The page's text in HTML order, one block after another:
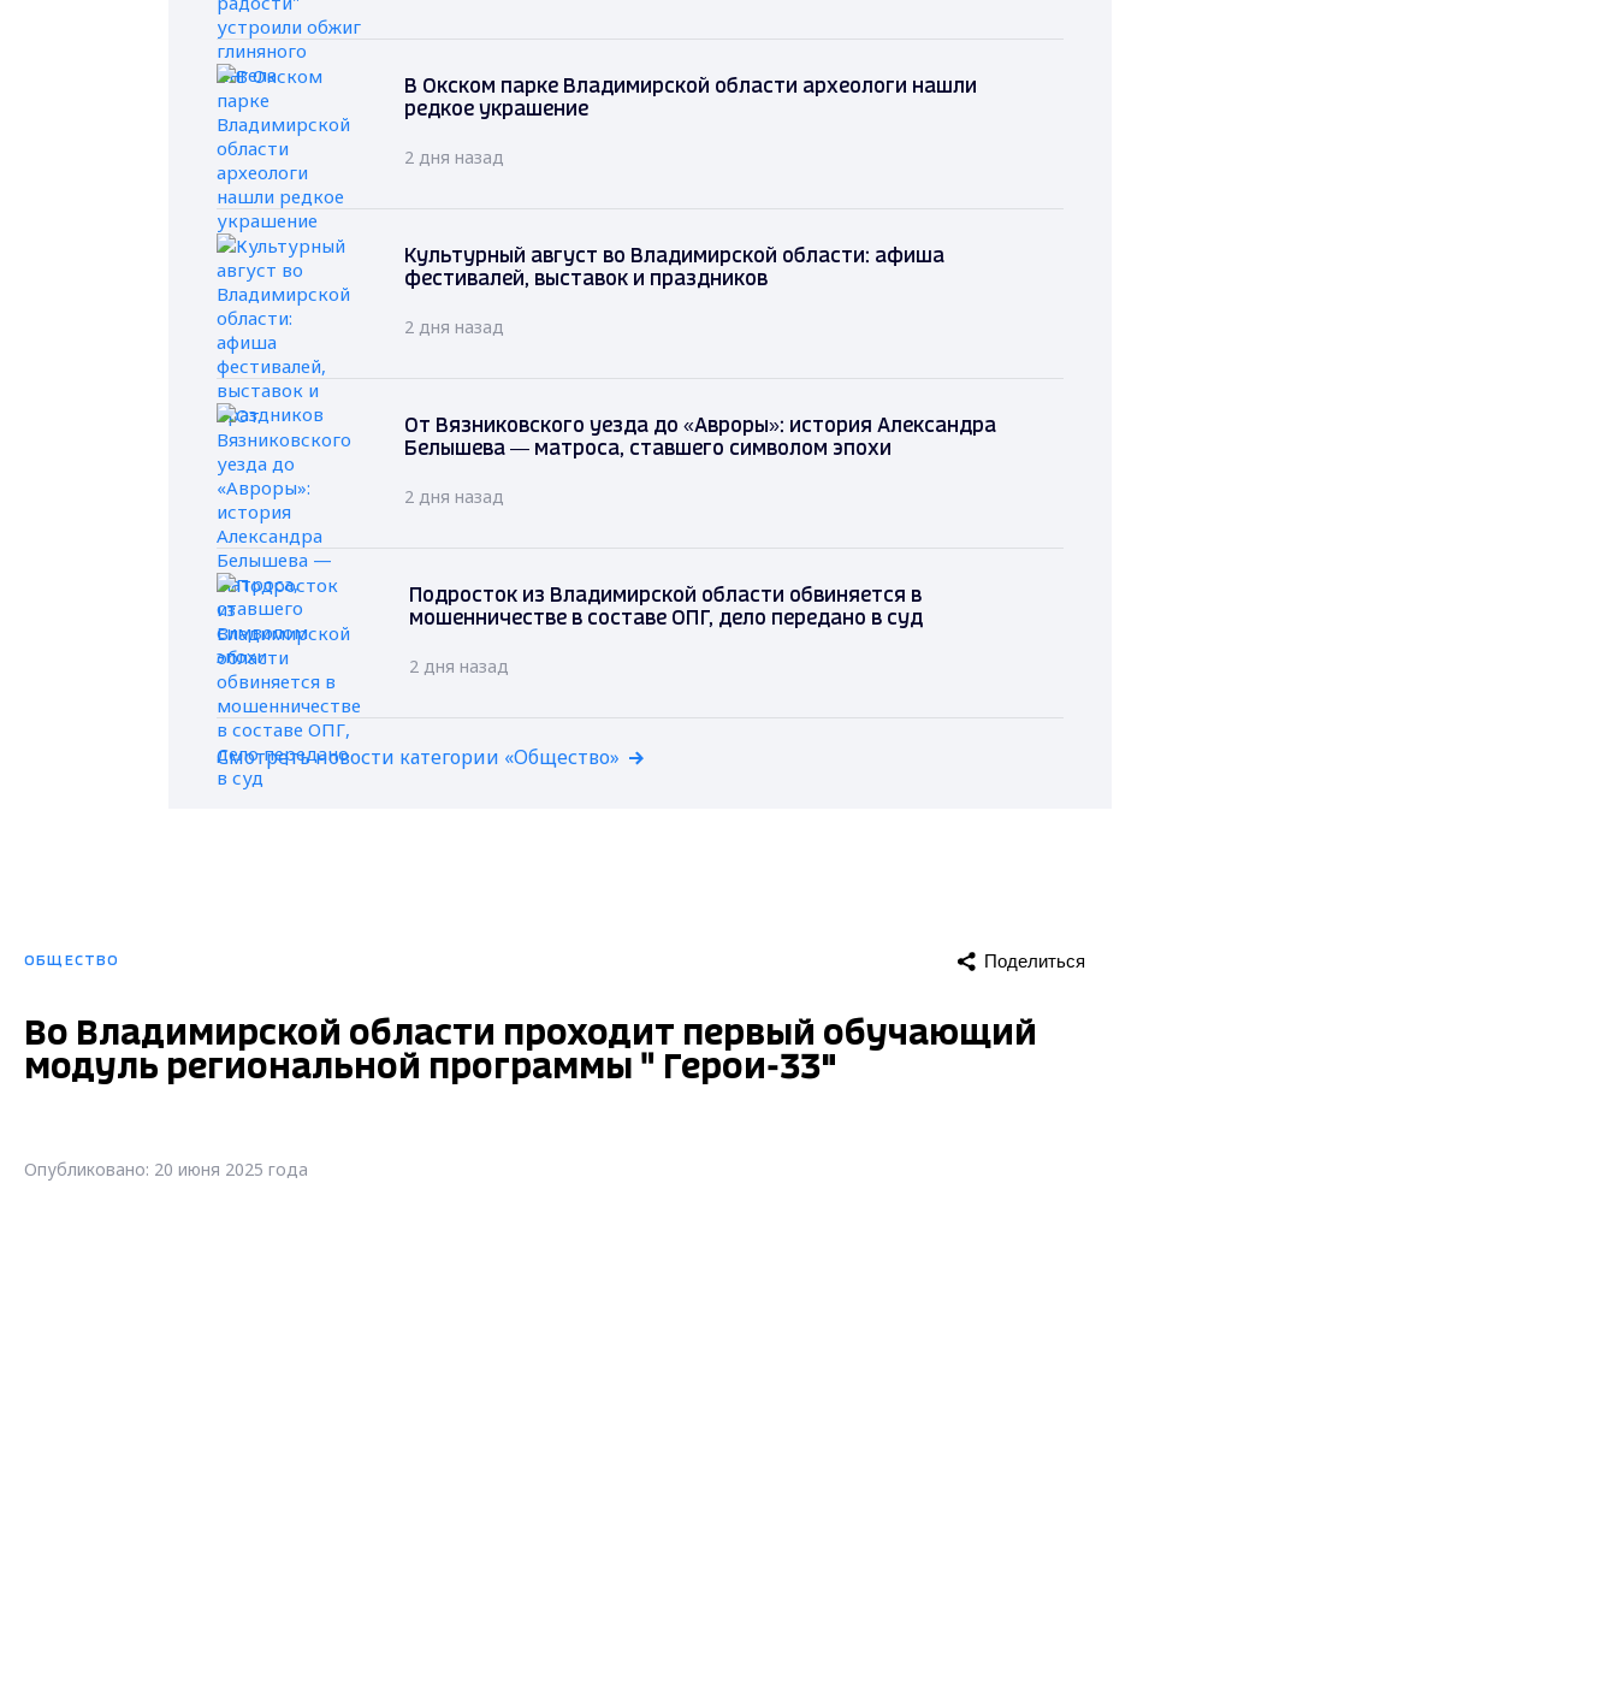
В Окском парке Владимирской области археологи нашли
редкое украшение
2 дня назад
Культурный август во Владимирской области: афиша
фестивалей, выставок и праздников
2 дня назад
От Вязниковского уезда до «Авроры»: история Александра
Белышева — матроса, ставшего символом эпохи
2 дня назад
Подросток из Владимирской области обвиняется в
мошенничестве в составе ОПГ, дело передано в суд
2 дня назад
Смотреть новости категории «Общество»
ОБЩЕСТВО Поделиться
Во Владимирской области проходит первый обучающий
модуль региональной программы " Герои-33"
Опубликовано: 20 июня 2025 года